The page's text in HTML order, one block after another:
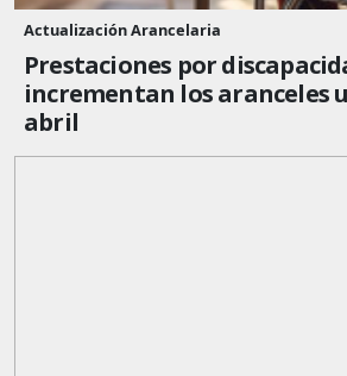
Actualización Arancelaria
Prestaciones por
incrementan los aranceles
abril